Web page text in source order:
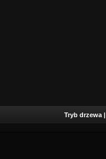
Tryb drzewa |